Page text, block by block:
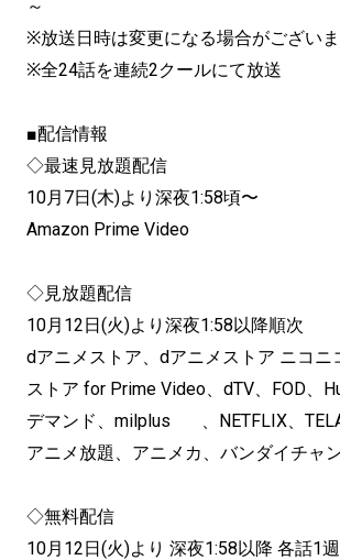
～
※放送日時は変更になる場合がござい
※全24話を連続2クールにて放送
■配信情報
◇最速見放題配信
10月7日(木)より深夜1:58頃〜
Amazon Prime Video
◇見放題配信
10月12日(火)より深夜1:58以降順次
dアニメストア、dアニメストア ニコニ
ストア for Prime Video、dTV、FOD、
デマンド、milplus 、NETFLIX、
アニメ放題、アニメカ、バンダイチ
◇無料配信
10月12日(火)より 深夜1:58以降 各話1